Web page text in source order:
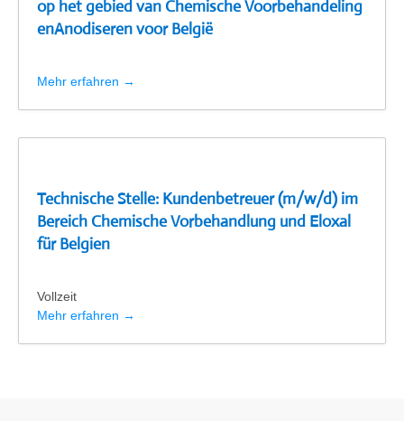
op het gebied van Chemische Voorbehandeling
enAnodiseren voor België
Mehr erfahren
Technische Stelle: Kundenbetreuer (m/w/d) im
Bereich Chemische Vorbehandlung und Eloxal
für Belgien
Vollzeit
Mehr erfahren